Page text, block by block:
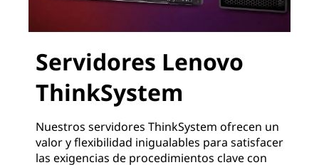
Servidores Lenovo
ThinkSystem
Nuestros servidores ThinkSystem ofrecen un
valor y flexibilidad inigualables para satisfacer
las exigencias de procedimientos clave con